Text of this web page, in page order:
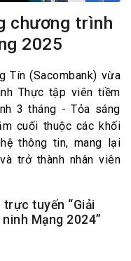
chương trình
2025
Tín (Sacombank) vừa
Thực tập viên tiềm
3 tháng - Tỏa sáng
cuối thuộc các khối
thông tin, mang lại
trở thành nhân viên
trực tuyến “Giải
Mạng 2024”